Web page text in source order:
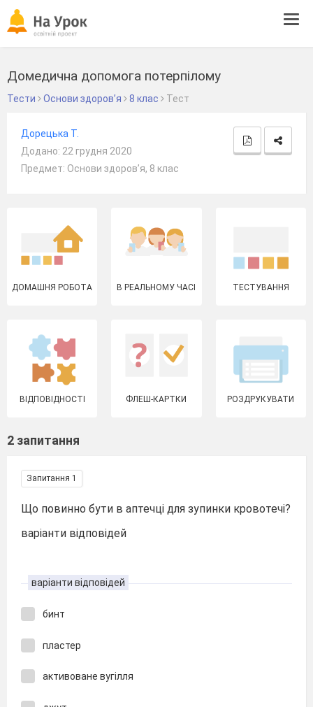
Домедична допомога потерпілому
Тести Основи здоров’я 8 клас Тест
Дорецька Т.
Додано: 22 грудня 2020
Предмет: Основи здоров’я, 8 клас
ДОМАШНЯ РОБОТА В РЕАЛЬНОМУ ЧАСІ ТЕСТУВАННЯ
ВІДПОВІДНОСТІ ФЛЕШ-КАРТКИ РОЗДРУКУВАТИ
2 запитання
Запитання 1
Що повинно бути в аптечці для зупинки кровотечі?
варіанти відповідей
варіанти відповідей
бинт
пластер
активоване вугілля